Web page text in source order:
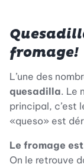
fromage!
L’une des
quesadilla. Le
principal, c’est
«queso» est
Le fromage
On le retrouve